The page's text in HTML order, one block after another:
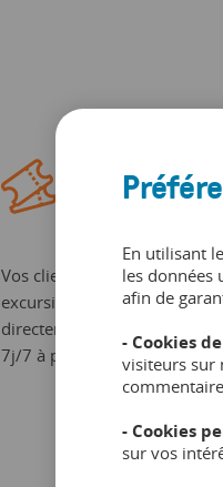
Multiplier les
Vos clients réservent et
excursions ou des bons
directement sur votre site
7j/7 à partir de n’importe
En utilisant
les données
afin de
- Cookies
visiteurs sur
- Cookies
sur vos